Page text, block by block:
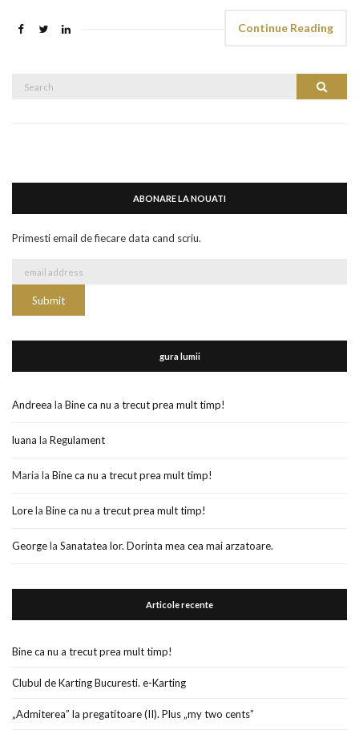
Continue Reading
Search
ABONARE LA NOUATI
Primesti email de fiecare data cand scriu.
gura lumii
Andreea la Bine ca nu a trecut prea mult timp!
luana la Regulament
Maria la Bine ca nu a trecut prea mult timp!
Lorela Bine ca nu a trecut prea mult timp!
Georgela Sanatatea lor. Dorinta mea cea mai arzatoare.
Articole recente
Bine ca nu a trecut prea mult timp!
Clubul de Karting Bucuresti. e-Karting
„Admiterea” la pregatitoare (II). Plus „my two cents”